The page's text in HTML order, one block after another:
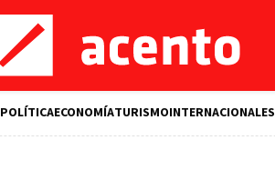
POLÍTICAECONOMÍATURISMOINTERNACIONALES